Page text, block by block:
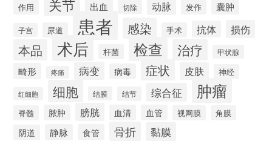
作用 关节 出血 切除 动脉 发作 囊肿
子宫 尿道 患者 感染 手术 抗体 损伤
本品 术后 杆菌 检查 治疗 甲状腺
畸形 疼痛 病变 病毒 症状 皮肤 神经
红细胞 细胞 结膜 结节 综合征 肿瘤
脊髓 脓肿 膀胱 血清 血管 视网膜 角膜
阴道 静脉 食管 骨折 黏膜